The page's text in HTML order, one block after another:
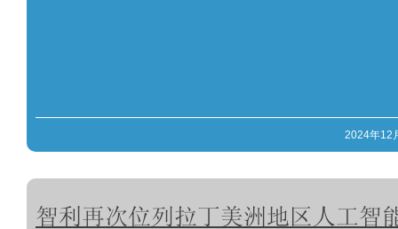
2024年12
智利再次位列拉丁美洲地区人工智